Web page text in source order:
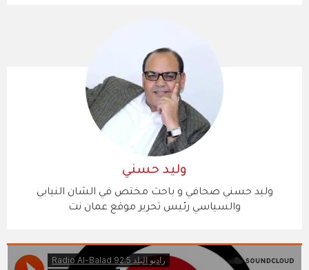
وليد حسني
وليد حسني صحافي و باحث مختص في الشان النيابي
والسياسي رئيس تحرير موقع عمان نت